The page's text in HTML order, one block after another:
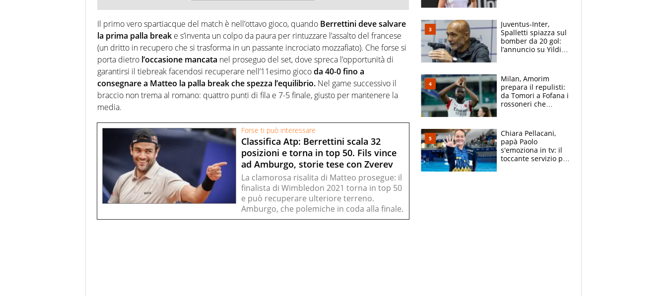
Il primo vero spartiacque del match è nell’ottavo gioco, quando Berrettini deve salvare
la prima palla break e s’inventa un colpo da paura per rintuzzare l’assalto del francese
(un dritto in recupero che si trasforma in un passante incrociato mozzafiato). Che forse si
porta dietro l’occasione mancata nel proseguo del set, dove spreca l’opportunità di
garantirsi il tiebreak facendosi recuperare nell’11esimo giocoda 40-0 fino a
consegnare a Matteo la palla break che spezza l’equilibrio. Nel game successivo il
braccio non trema al romano: quattro punti di fila e 7-5 finale, giusto per mantenere la
media.
Forse ti può interessare
Classifica Atp: Berrettini scala 32
posizioni e torna in top 50. Fils vince
ad Amburgo, storie tese con Zverev
La clamorosa risalita di Matteo prosegue: il
finalista di Wimbledon 2021 torna in top 50
e può recuperare ulteriore terreno.
Amburgo, che polemiche in coda alla finale.
Juventus-Inter,
Spalletti spiazza sul
bomber da 20 gol:
l’annuncio su Yildiz
Milan, Amorim
prepara il repulisti:
da Tomori a Fofana i
rossoneri che
Chiara Pellacani,
papà Paolo
s'emoziona in tv: il
toccante servizio per